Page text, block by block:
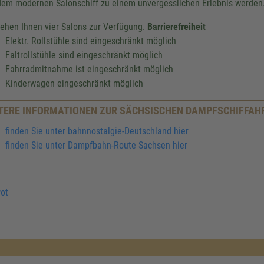
modernen Salonschiff zu einem unvergesslichen Erlebnis
Ihnen vier Salons zur Verfügung. Barrierefreiheit
Elektr. Rollstühle sind eingeschränkt möglich
Faltrollstühle sind eingeschränkt möglich
Fahrradmitnahme ist eingeschränkt möglich
Kinderwagen eingeschränkt möglich
INFORMATIONEN ZUR SÄCHSISCHEN
finden Sie unter bahnnostalgie-Deutschland hier
finden Sie unter Dampfbahn-Route Sachsen hier